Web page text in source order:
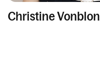
Christine Vonblon